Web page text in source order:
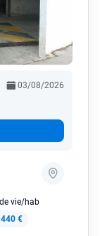
03/08/2026
vie/hab
€